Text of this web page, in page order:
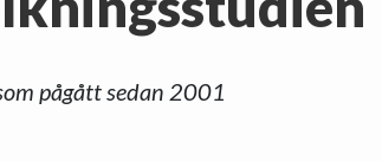
Musikbaserade terapeutiska insatser
pågått sedan 2001